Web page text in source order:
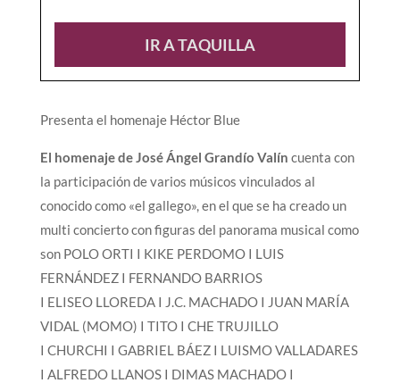
IR A TAQUILLA
Presenta el homenaje Héctor Blue
El homenaje de José Ángel Grandío Valín cuenta con
la participación de varios músicos vinculados al
conocido como «el gallego», en el que se ha creado un
multi concierto con figuras del panorama musical como
son POLO ORTI I KIKE PERDOMO I LUIS
FERNÁNDEZ I FERNANDO BARRIOS
I ELISEO LLOREDA I J.C. MACHADO I JUAN MARÍA
VIDAL (MOMO) I TITO I CHE TRUJILLO
I CHURCHI I GABRIEL BÁEZ I LUISMO VALLADARES
I ALFREDO LLANOS I DIMAS MACHADO I